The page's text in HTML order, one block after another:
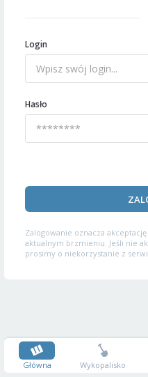
Login
Hasło
Zalogowanie oznacza akceptację
aktualnym brzmieniu. Jeśli nie
prosimy o niekorzystanie z
Główna Wykopalisko